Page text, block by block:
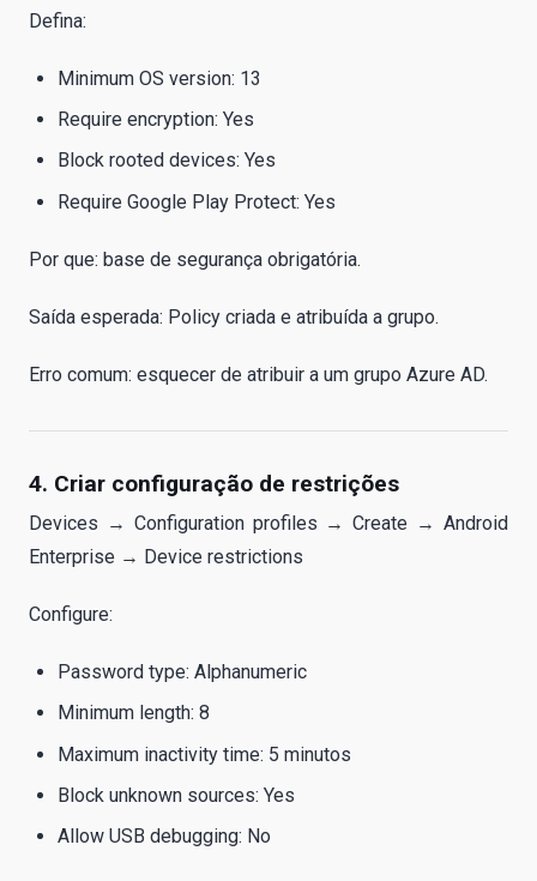
Defina:
Minimum OS version: 13
Require encryption: Yes
Block rooted devices: Yes
Require Google Play Protect: Yes
Por que: base de segurança obrigatória.
Saída esperada: Policy criada e atribuída a grupo.
Erro comum: esquecer de atribuir a um grupo Azure AD.
4. Criar configuração de restrições
Devices → Configuration profiles → Create → Android
Enterprise → Device restrictions
Configure:
Password type: Alphanumeric
Minimum length: 8
Maximum inactivity time: 5 minutos
Block unknown sources: Yes
Allow USB debugging: No